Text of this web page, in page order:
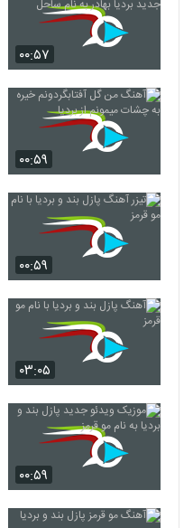
۰۰:۵۷
۰۰:۵۹
۰۰:۵۹
۰۳:۰۵
۰۰:۵۹